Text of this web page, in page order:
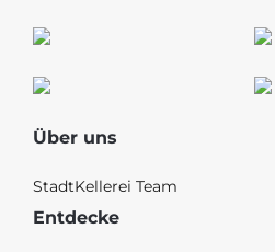
Über uns
StadtKellerei Team
Entdecke